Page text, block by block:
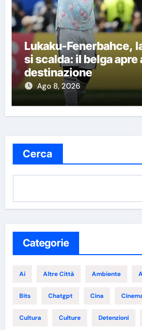
Lukaku-Fenerbahce,
si scalda: il belga apre
destinazione
Ago 8, 2026
Cerca
Categorie
Ai Altre Città Ambiente
Bits Chatgpt Cina
Cultura Culture Detenzioni